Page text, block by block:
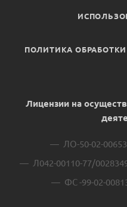
ПОЛИТИКА
Лицензии на
ЛО-50-02-
Л042-00110-77/
ФС -99-02-